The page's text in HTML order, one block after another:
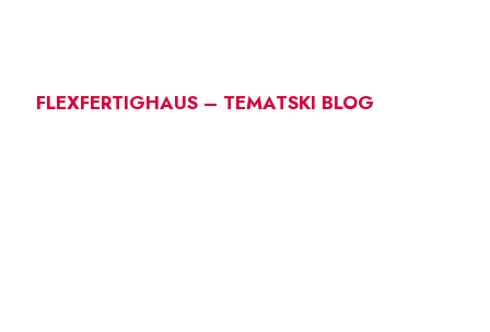
FLEXFERTIGHAUS – TEMATSKI BLOG